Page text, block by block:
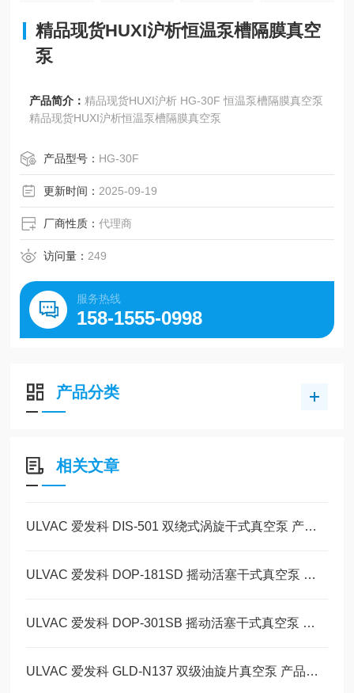
精品现货HUXI沪析恒温泵槽隔膜真空
泵
产品简介： 精品现货HUXI沪析 HG-30F 恒温泵槽隔膜真空泵
精品现货HUXI沪析恒温泵槽隔膜真空泵
产品型号： HG-30F
更新时间： 2025-09-19
厂商性质：代理商
访问量： 249
服务热线
158-1555-0998
产品分类
相关文章
ULVAC 爱发科 DIS-501 双绕式涡旋干式真空泵 产品介绍玉崎科学原装现货
ULVAC 爱发科 DOP-181SD 摇动活塞干式真空泵 产品介绍 玉崎科学仪器现货
ULVAC 爱发科 DOP-301SB 摇动活塞干式真空泵 产品详情玉崎科学仪器原装现货
ULVAC 爱发科 GLD-N137 双级油旋片真空泵 产品详情 玉崎科学仪器原装现货